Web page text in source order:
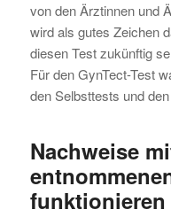
von den Ärztinnen und
wird als gutes Zeichen
diesen Test zukünftig
Für den GynTect-Test
den Selbsttests und
Nachweise
funktionieren